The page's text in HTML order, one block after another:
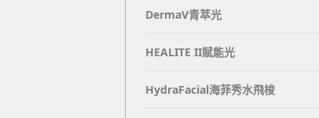
DermaV青萃光
HEALITE II賦能光
HydraFacial海菲秀水飛梭